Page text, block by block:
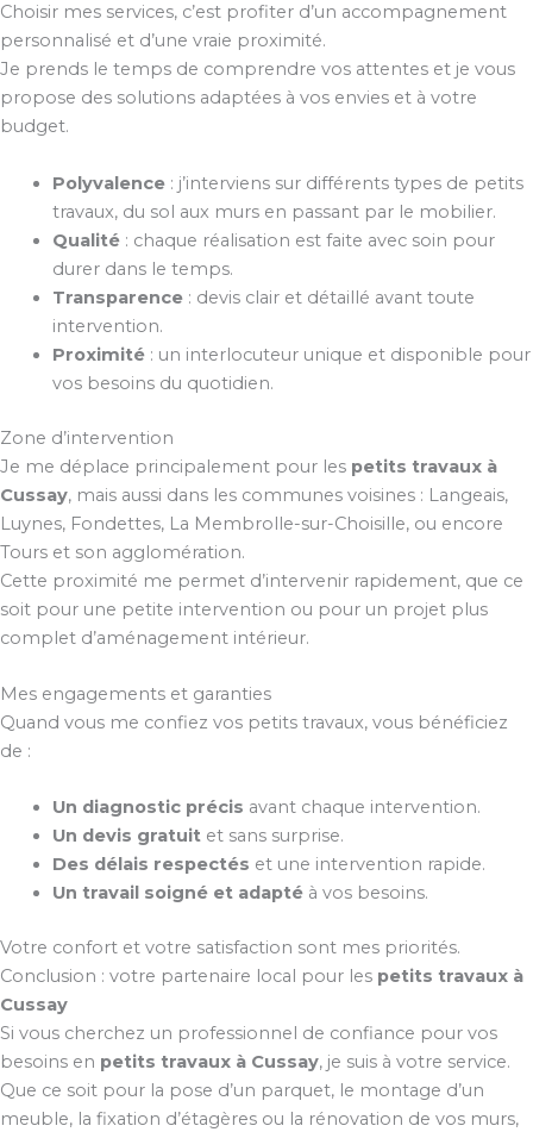
Choisir mes services, c’est profiter d’un accompagnement
personnalisé et d’une vraie proximité.
Je prends le temps de comprendre vos attentes et je vous
propose des solutions adaptées à vos envies et à votre
budget.
Polyvalence: j’interviens sur différents types de petits
travaux, du sol aux murs en passant par le mobilier.
Qualité: chaque réalisation est faite avec soin pour
durer dans le temps.
Transparence: devis clair et détaillé avant toute
intervention.
Proximité: un interlocuteur unique et disponible pour
vos besoins du quotidien.
Zone d’intervention
Je me déplace principalement pour les petits travaux à
Cussay, mais aussi dans les communes voisines : Langeais,
Luynes, Fondettes, La Membrolle-sur-Choisille, ou encore
Tours et son agglomération.
Cette proximité me permet d’intervenir rapidement, que ce
soit pour une petite intervention ou pour un projet plus
complet d’aménagement intérieur.
Mes engagements et garanties
Quand vous me confiez vos petits travaux, vous bénéficiez
de :
Un diagnostic précis avant chaque intervention.
Un devis gratuitet sans surprise.
Des délais respectés et une intervention rapide.
Un travail soigné et adaptéà vos besoins.
Votre confort et votre satisfaction sont mes priorités.
Conclusion : votre partenaire local pour les petits travaux à
Cussay
Si vous cherchez un professionnel de confiance pour vos
besoins en petits travaux à Cussay, je suis à votre service.
Que ce soit pour la pose d’un parquet, le montage d’un
meuble, la fixation d’étagères ou la rénovation de vos murs,